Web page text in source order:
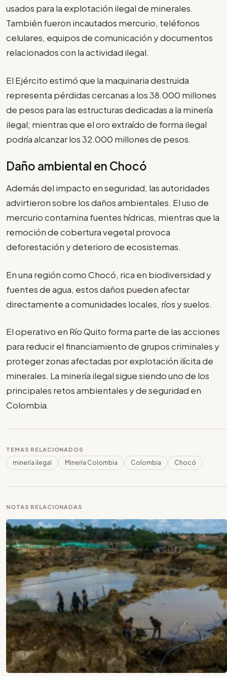
usados para la explotación ilegal de minerales.
También fueron incautados mercurio, teléfonos
celulares, equipos de comunicación y documentos
relacionados con la actividad ilegal.
El Ejército estimó que la maquinaria destruida
representa pérdidas cercanas a los 38.000 millones
de pesos para las estructuras dedicadas a la minería
ilegal; mientras que el oro extraído de forma ilegal
podría alcanzar los 32.000 millones de pesos.
Daño ambiental en Chocó
Además del impacto en seguridad, las autoridades
advirtieron sobre los daños ambientales. El uso de
mercurio contamina fuentes hídricas, mientras que la
remoción de cobertura vegetal provoca
deforestación y deterioro de ecosistemas.
En una región como Chocó, rica en biodiversidad y
fuentes de agua, estos daños pueden afectar
directamente a comunidades locales, ríos y suelos.
El operativo en Río Quito forma parte de las acciones
para reducir el financiamiento de grupos criminales y
proteger zonas afectadas por explotación ilícita de
minerales. La minería ilegal sigue siendo uno de los
principales retos ambientales y de seguridad en
Colombia.
TEMAS RELACIONADOS
minería ilegal Minería Colombia Colombia Chocó
NOTAS RELACIONADAS